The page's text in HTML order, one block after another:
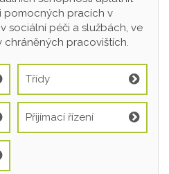
pomocných pracích v
sociální péči a službách, ve
pracovištích.
Třídy
Přijímací řízení